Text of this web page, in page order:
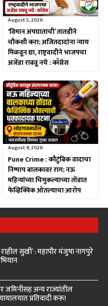
August 5, 2026
‘विमान अपघाताची’ तातडीने
चौकशी करा; अजितदादांना न्याय
मिळवून द्या, राष्ट्रवादीने भाजपचा
अजेंडा राबवू नये : काँग्रेस
August 4, 2026
Pune Crime : कौटुंबिक वादाचा
निष्पाप बालकावर राग; नऊ
महिन्यांच्या चिमुकल्याच्या तोंडात
फेव्हिक्विक ओतल्याचा आरोप
सुखी’ : महापौर मंजुषा नागपुरे
जमिनींसह अन्य राज्यांतील
प्रतिवादी करू!